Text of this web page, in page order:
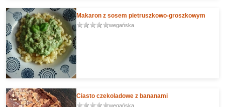
Makaron z sosem pietruszkowo-groszkowym
wegańska
Ciasto czekoladowe z bananami
wegańska